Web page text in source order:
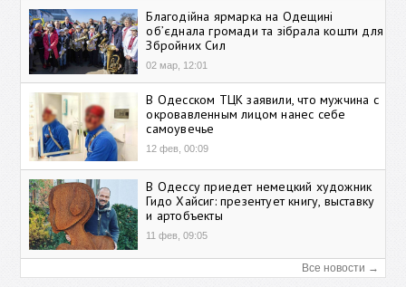
Благодійна ярмарка на Одещині
об’єднала громади та зібрала кошти для
Збройних Сил
02 мар, 12:01
В Одесском ТЦК заявили, что мужчина с
окровавленным лицом нанес себе
самоувечье
12 фев, 00:09
В Одессу приедет немецкий художник
Гидо Хайсиг: презентует книгу, выставку
и артобъекты
11 фев, 09:05
Все новости →